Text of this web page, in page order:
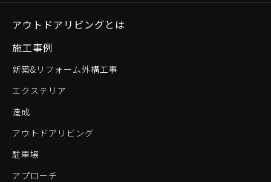
アウトドアリビングとは
施工事例
新築&リフォーム外構工事
エクステリア
造成
アウトドアリビング
駐車場
アプローチ